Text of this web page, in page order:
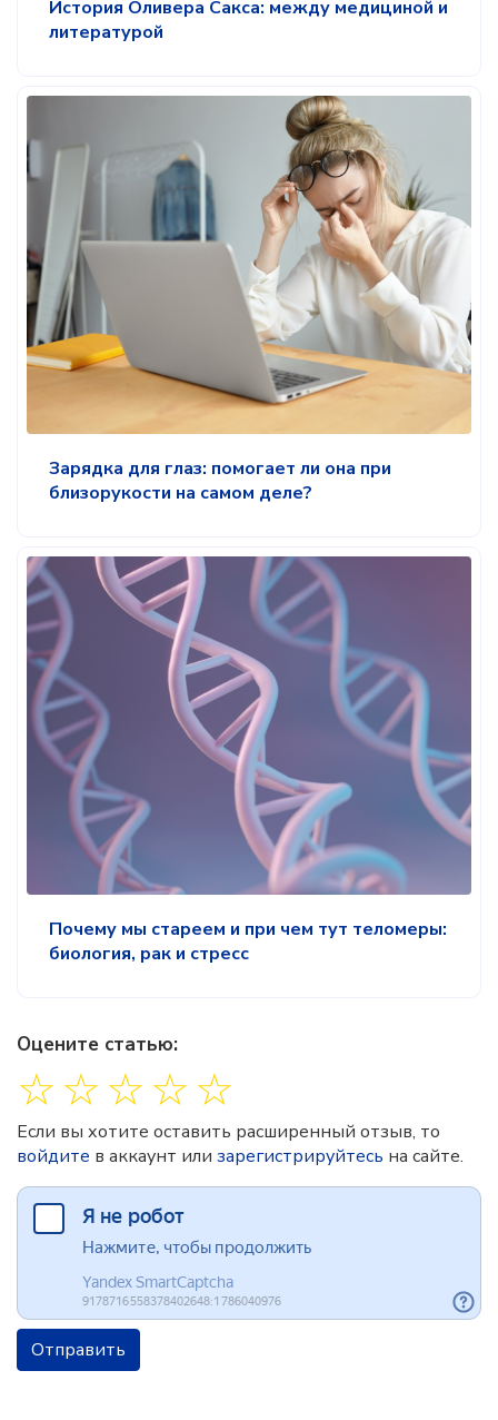
История Оливера Сакса: между медициной и
литературой
Зарядка для глаз: помогает ли она при
близорукости на самом деле?
Почему мы стареем и при чем тут теломеры:
биология, рак и стресс
Оцените статью:
☆
☆
☆
☆
☆
Если вы хотите оставить расширенный отзыв, то
войдите в аккаунт или зарегистрируйтесь на сайте.
Отправить